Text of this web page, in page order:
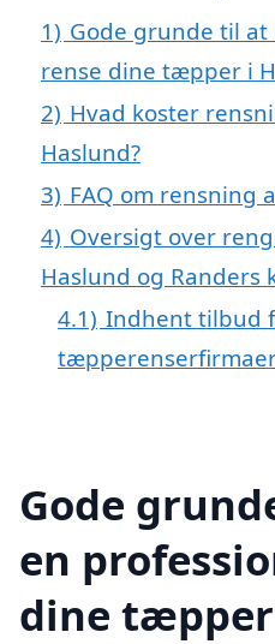
1) Gode grunde til
rense dine tæpper i
2) Hvad koster
Haslund?
3) FAQ om rensning
4) Oversigt over
Haslund og Randers
4.1) Indhent tilbud
Gode
en
dine